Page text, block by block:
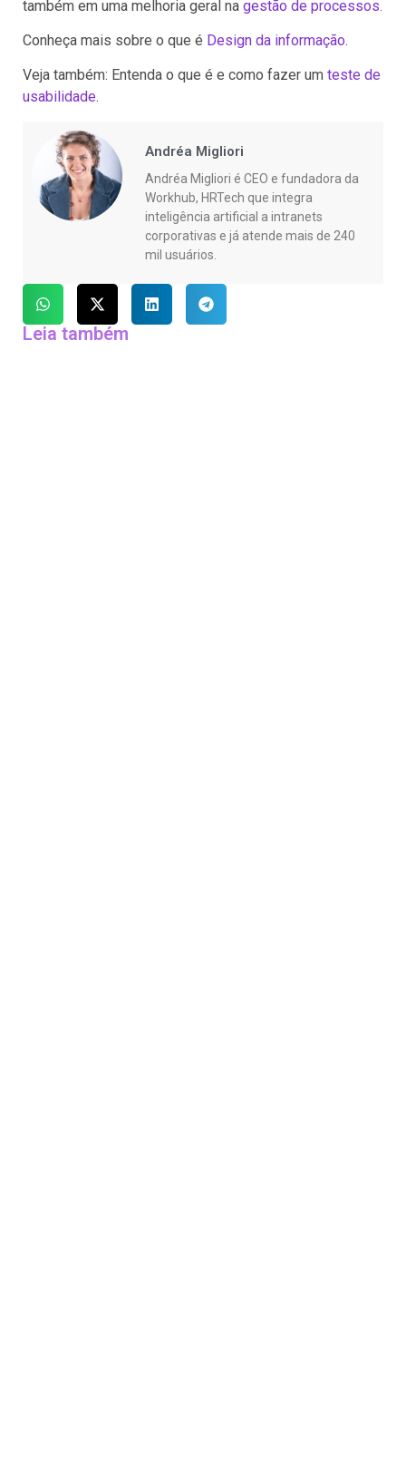
também em uma melhoria geral na gestão de processos.
Conheça mais sobre o que é Design da informação.
Veja também: Entenda o que é e como fazer um teste de
usabilidade.
Andréa Migliori
Andréa Migliori é CEO e fundadora da
Workhub, HRTech que integra
inteligência artificial a intranets
corporativas e já atende mais de 240
mil usuários.
Leia também